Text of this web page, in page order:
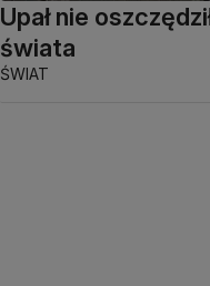
Upał nie
świata
ŚWIAT